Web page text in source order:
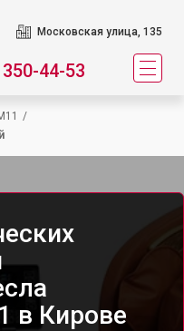
Московская улица, 135
44-53
/
в Кирове